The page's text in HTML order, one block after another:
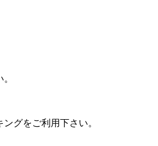
グをご利用下さい。